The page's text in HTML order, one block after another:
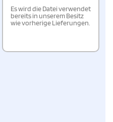
Es wird die Datei verwendet
bereits in unserem Besitz
wie vorherige Lieferungen.